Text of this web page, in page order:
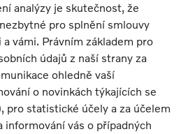
analýzy je skutečnost, že
pro splnění smlouvy
vámi. Právním základem pro
údajů z naší strany za
ohledně vaší
o novinkách týkajících se
pro statistické účely a za účelem
informování vás o případných